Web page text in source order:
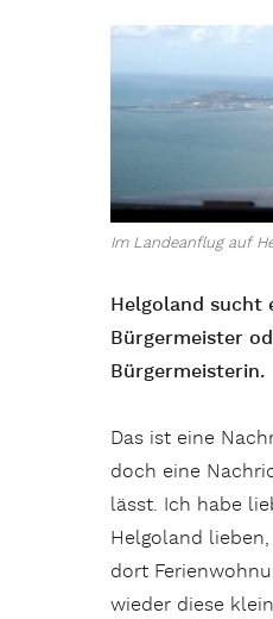
Im Landeanflug auf
Helgoland sucht
Bürgermeister
Bürgermeisterin.
Das ist eine
doch eine
lässt. Ich habe
Helgoland
dort
wieder diese